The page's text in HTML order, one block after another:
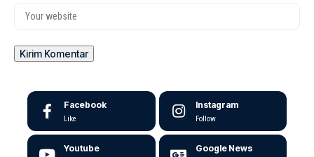
Facebook
Like
Instagram
Follow
Youtube Google News